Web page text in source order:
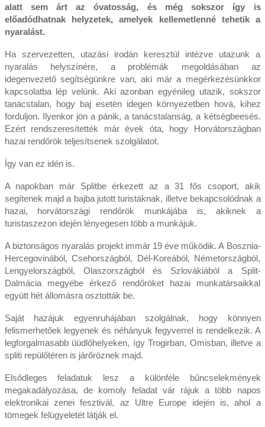
alatt sem árt az óvatosság, és még sokszor így is
előadódhatnak helyzetek, amelyek kellemetlenné tehetik a
nyaralást.
Ha szervezetten, utazási irodán keresztül intézve utazunk a
nyaralás helyszínére, a problémák megoldásában az
idegenvezető segítségünkre van, aki már a megérkezésünkkor
kapcsolatba lép velünk. Aki azonban egyénileg utazik, sokszor
tanácstalan, hogy baj esetén idegen környezetben hová, kihez
forduljon. Ilyenkor jön a pánik, a tanácstalanság, a kétségbeesés.
Ezért rendszeresítették már évek óta, hogy Horvátországban
hazai rendőrök teljesítsenek szolgálatot.
Így van ez idén is.
A napokban már Splitbe érkezett az a 31 fős csoport, akik
segítenek majd a bajba jutott turistáknak, illetve bekapcsolódnak a
hazai, horvátországi rendőrök munkájába is, akiknek a
turistaszezon idején lényegesen több a munkájuk.
A biztonságos nyaralás projekt immár 19 éve működik. A Bosznia-
Hercegovinából, Csehországból, Dél-Koreából, Németországból,
Lengyelországból, Olaszországból és Szlovákiából a Split-
Dalmácia megyébe érkező rendőröket hazai munkatársaikkal
együtt hét állomásra osztották be.
Saját hazájuk egyenruhájában szolgálnak, hogy könnyen
felismerhetőek legyenek és néhányuk fegyverrel is rendelkezik. A
legforgalmasabb üüdlőhelyeken, így Trogirban, Omisban, illetve a
spliti repülőtéren is járőröznek majd.
Elsődleges feladatuk lesz a különféle bűncselekmények
megakadályozása, de komoly feladat vár rájuk a több napos
elektronikai zenei fesztivál, az Ultre Europe idején is, ahol a
tömegek felügyeletét látják el.